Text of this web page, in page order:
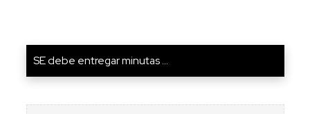
SE debe entregar minutas ...